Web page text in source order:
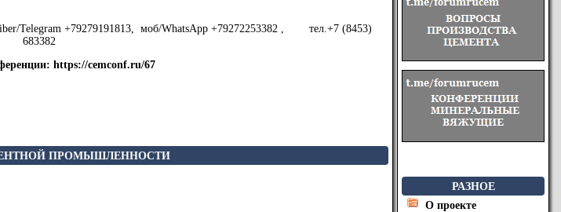
Telegram +79279191813, моб/WhatsApp +79272253382 , тел.+7 (8453)
683382
https://cemconf.ru/67
ПРОМЫШЛЕННОСТИ
РАЗНОЕ
О проекте